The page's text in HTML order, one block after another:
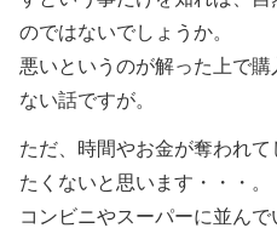
のではないでしょうか。
悪いというのが解った上で
ない話ですが。
ただ、時間やお金が奪われ
たくないと思います・・・。
コンビニやスーパーに並ん